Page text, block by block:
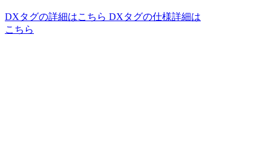
DXタグの詳細はこちら DXタグの仕様詳細は
こちら